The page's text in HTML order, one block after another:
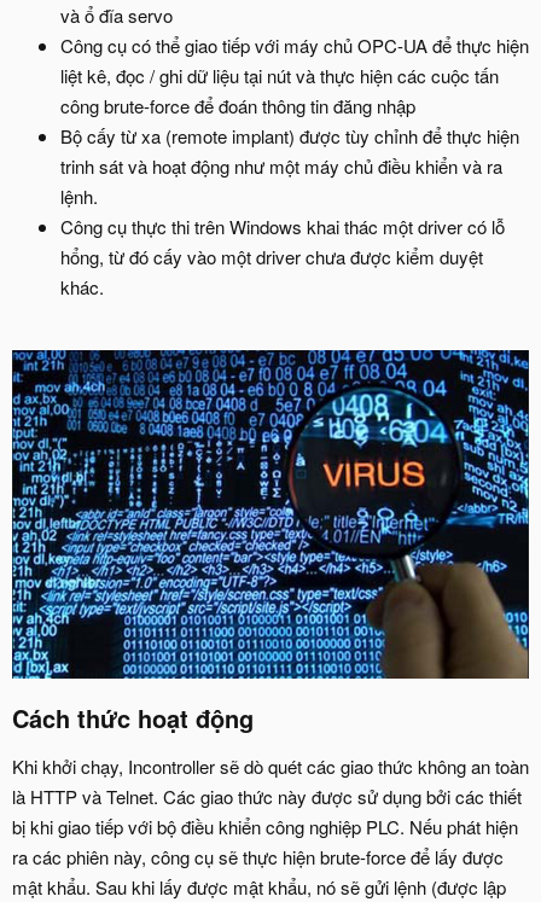
và ổ đĩa servo
Công cụ có thể giao tiếp với máy chủ OPC-UA để thực hiện
liệt kê, đọc / ghi dữ liệu tại nút và thực hiện các cuộc tấn
công brute-force để đoán thông tin đăng nhập
Bộ cấy từ xa (remote implant) được tùy chỉnh để thực hiện
trinh sát và hoạt động như một máy chủ điều khiển và ra
lệnh.
Công cụ thực thi trên Windows khai thác một driver có lỗ
hổng, từ đó cấy vào một driver chưa được kiểm duyệt
khác.
Cách thức hoạt động​
Khi khởi chạy, Incontroller sẽ dò quét các giao thức không an toàn
là HTTP và Telnet. Các giao thức này được sử dụng bởi các thiết
bị khi giao tiếp với bộ điều khiển công nghiệp PLC. Nếu phát hiện
ra các phiên này, công cụ sẽ thực hiện brute-force để lấy được
mật khẩu. Sau khi lấy được mật khẩu, nó sẽ gửi lệnh (được lập